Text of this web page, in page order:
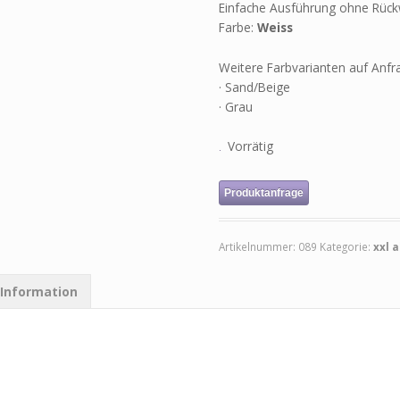
Einfache Ausführung ohne
Farbe: Weiss
Weitere Farbvarianten auf
· Sand/Beige
· Grau
Vorrätig
Produktanfrage
Artikelnummer: 089 Kategorie: xxl